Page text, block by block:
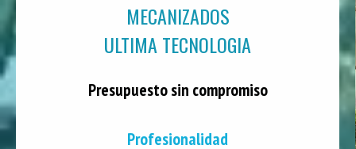
MECANIZADOS
ULTIMA TECNOLOGIA
Presupuesto sin compromiso
Profesionalidad